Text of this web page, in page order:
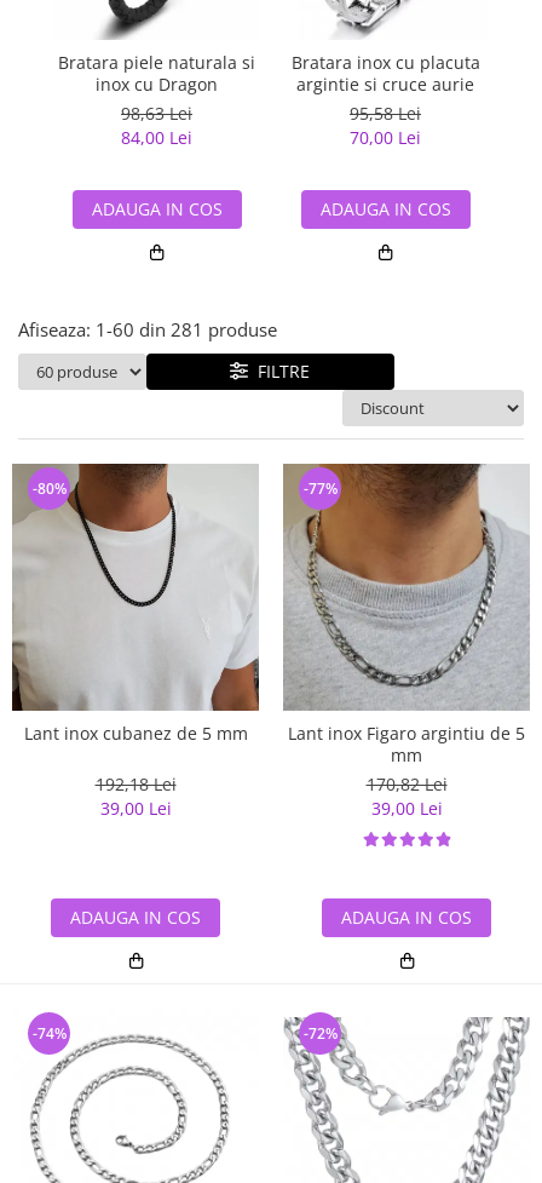
semipretioase
Bijuterii argint placat cu aur
Bijuterii argint cu diverse
Bijuterii de Lux
Bijuterii gotice si rock
Bijuterii Handmade
Bijuterii fantezie
Bijuterii tungsten
Solutii si lavete de curatare
bijuterii argint
Bratara piele naturala si
inox cu Dragon
98,63 Lei
84,00 Lei
ADAUGA IN COS
Bratara inox cu placuta
argintie si cruce aurie
95,58 Lei
70,00 Lei
ADAUGA IN COS
Afiseaza: 1-60 din 281 produse
FILTRE
Lant inox cubanez de 5 mm
192,18 Lei
39,00 Lei
-80%
ADAUGA IN COS
Lant inox Figaro argintiu de 5
mm
170,82 Lei
39,00 Lei
-77%
ADAUGA IN COS
-74% -72%